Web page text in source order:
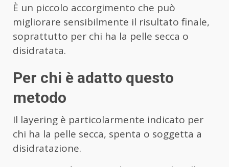
È un piccolo accorgimento che può
migliorare sensibilmente il risultato finale,
soprattutto per chi ha la pelle secca o
disidratata.
Per chi è adatto questo
metodo
Il layering è particolarmente indicato per
chi ha la pelle secca, spenta o soggetta a
disidratazione.